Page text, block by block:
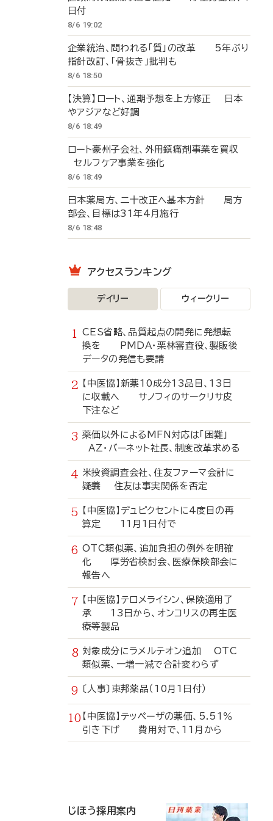
日付
8/6 19:02
企業統治、問われる「質」の改革 5年ぶり
指針改訂、「骨抜き」批判も
8/6 18:50
【決算】ロート、通期予想を上方修正 日本
やアジアなど好調
8/6 18:49
ロート豪州子会社、外用鎮痛剤事業を買収
セルフケア事業を強化
8/6 18:49
日本薬局方、二十改正へ基本方針 局方
部会、目標は31年4月施行
8/6 18:48
アクセスランキング
デイリー ウィークリー
CES省略、品質起点の開発に発想転
換を PMDA・栗林審査役、製販後
データの発信も要請
【中医協】新薬10成分13品目、13日
に収載へ サノフィのサークリサ皮
下注など
薬価以外によるMFN対応は「困難」
AZ・バーネット社長、制度改革求める
米投資調査会社、住友ファーマ会計に
疑義 住友は事実関係を否定
【中医協】デュピクセントに4度目の再
算定 11月1日付で
OTC類似薬、追加負担の例外を明確
化 厚労省検討会、医療保険部会に
報告へ
【中医協】テロメライシン、保険適用了
承 13日から、オンコリスの再生医
療等製品
対象成分にラメルテオン追加 OTC
類似薬、一増一減で合計変わらず
〔人事〕東邦薬品（10月1日付）
【中医協】テッペーザの薬価、5.51％
引き下げ 費用対で、11月から
じほう採用案内